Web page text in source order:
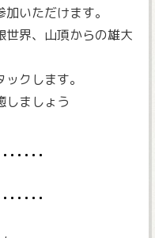
いただけます。
世界、山頂からの雄大
クします。
しましょう